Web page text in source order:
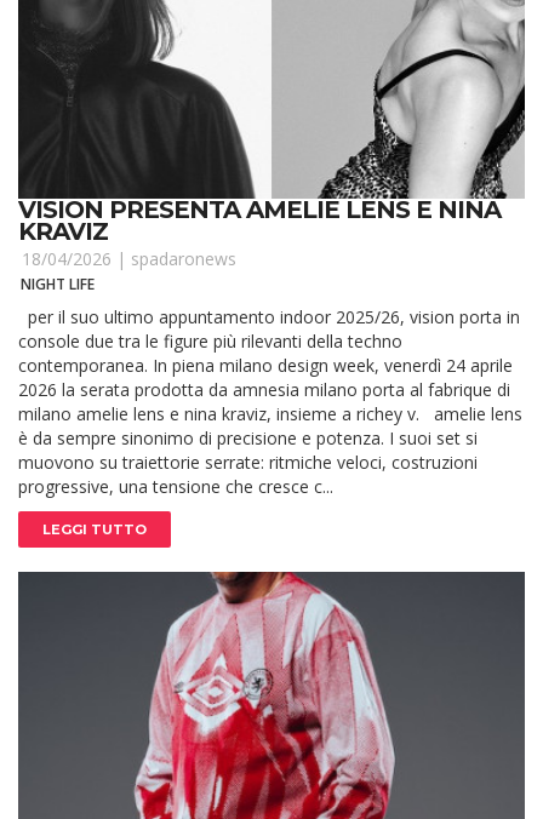
VISION PRESENTA AMELIE LENS E NINA
KRAVIZ
18/04/2026 | spadaronews
NIGHT LIFE
per il suo ultimo appuntamento indoor 2025/26, vision porta in
console due tra le figure più rilevanti della techno
contemporanea. In piena milano design week, venerdì 24 aprile
2026 la serata prodotta da amnesia milano porta al fabrique di
milano amelie lens e nina kraviz, insieme a richey v. amelie lens
è da sempre sinonimo di precisione e potenza. I suoi set si
muovono su traiettorie serrate: ritmiche veloci, costruzioni
progressive, una tensione che cresce c...
LEGGI TUTTO